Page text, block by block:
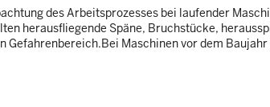
des Arbeitsprozesses bei laufender
herausfliegende Späne, Bruchstücke,
Gefahrenbereich.Bei Maschinen vor dem